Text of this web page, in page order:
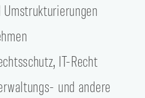
Umstrukturierungen
IT-Recht
und andere